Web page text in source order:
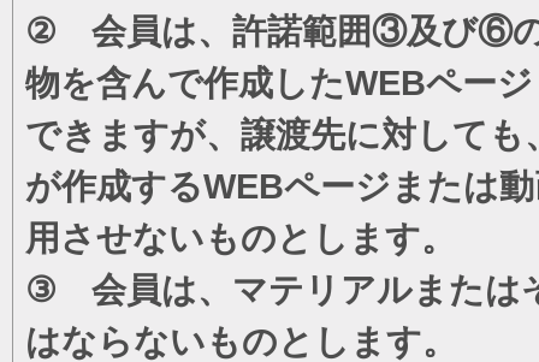
② 会員は、許諾範囲③及び⑥の
物を含んで作成したWEBペー
できますが、譲渡先に対して
が作成するWEBページまたは
用させないものとします。
③ 会員は、マテリアルまたは
はならないものとします。